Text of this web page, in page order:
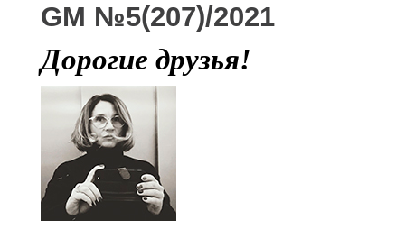
GM №5(207)/2021
Дорогие друзья!